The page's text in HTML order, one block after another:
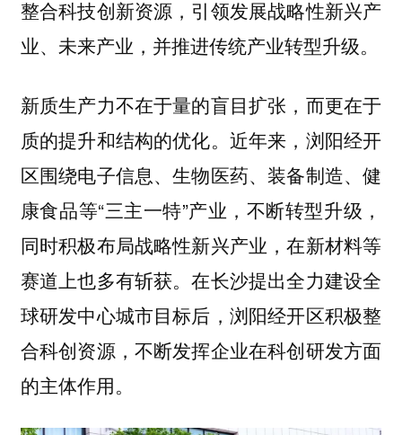
整合科技创新资源，引领发展战略性新兴产
业、未来产业，并推进传统产业转型升级。
新质生产力不在于量的盲目扩张，而更在于
质的提升和结构的优化。近年来，浏阳经开
区围绕电子信息、生物医药、装备制造、健
康食品等“三主一特”产业，不断转型升级，
同时积极布局战略性新兴产业，在新材料等
赛道上也多有斩获。在长沙提出全力建设全
球研发中心城市目标后，浏阳经开区积极整
合科创资源，不断发挥企业在科创研发方面
的主体作用。